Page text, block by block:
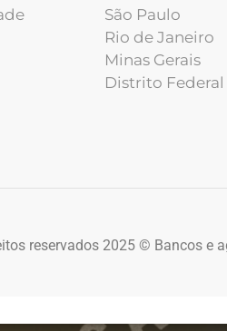
São Paulo
Rio de Janeiro
Minas Gerais
Distrito Federal
reservados 2025 © Bancos e